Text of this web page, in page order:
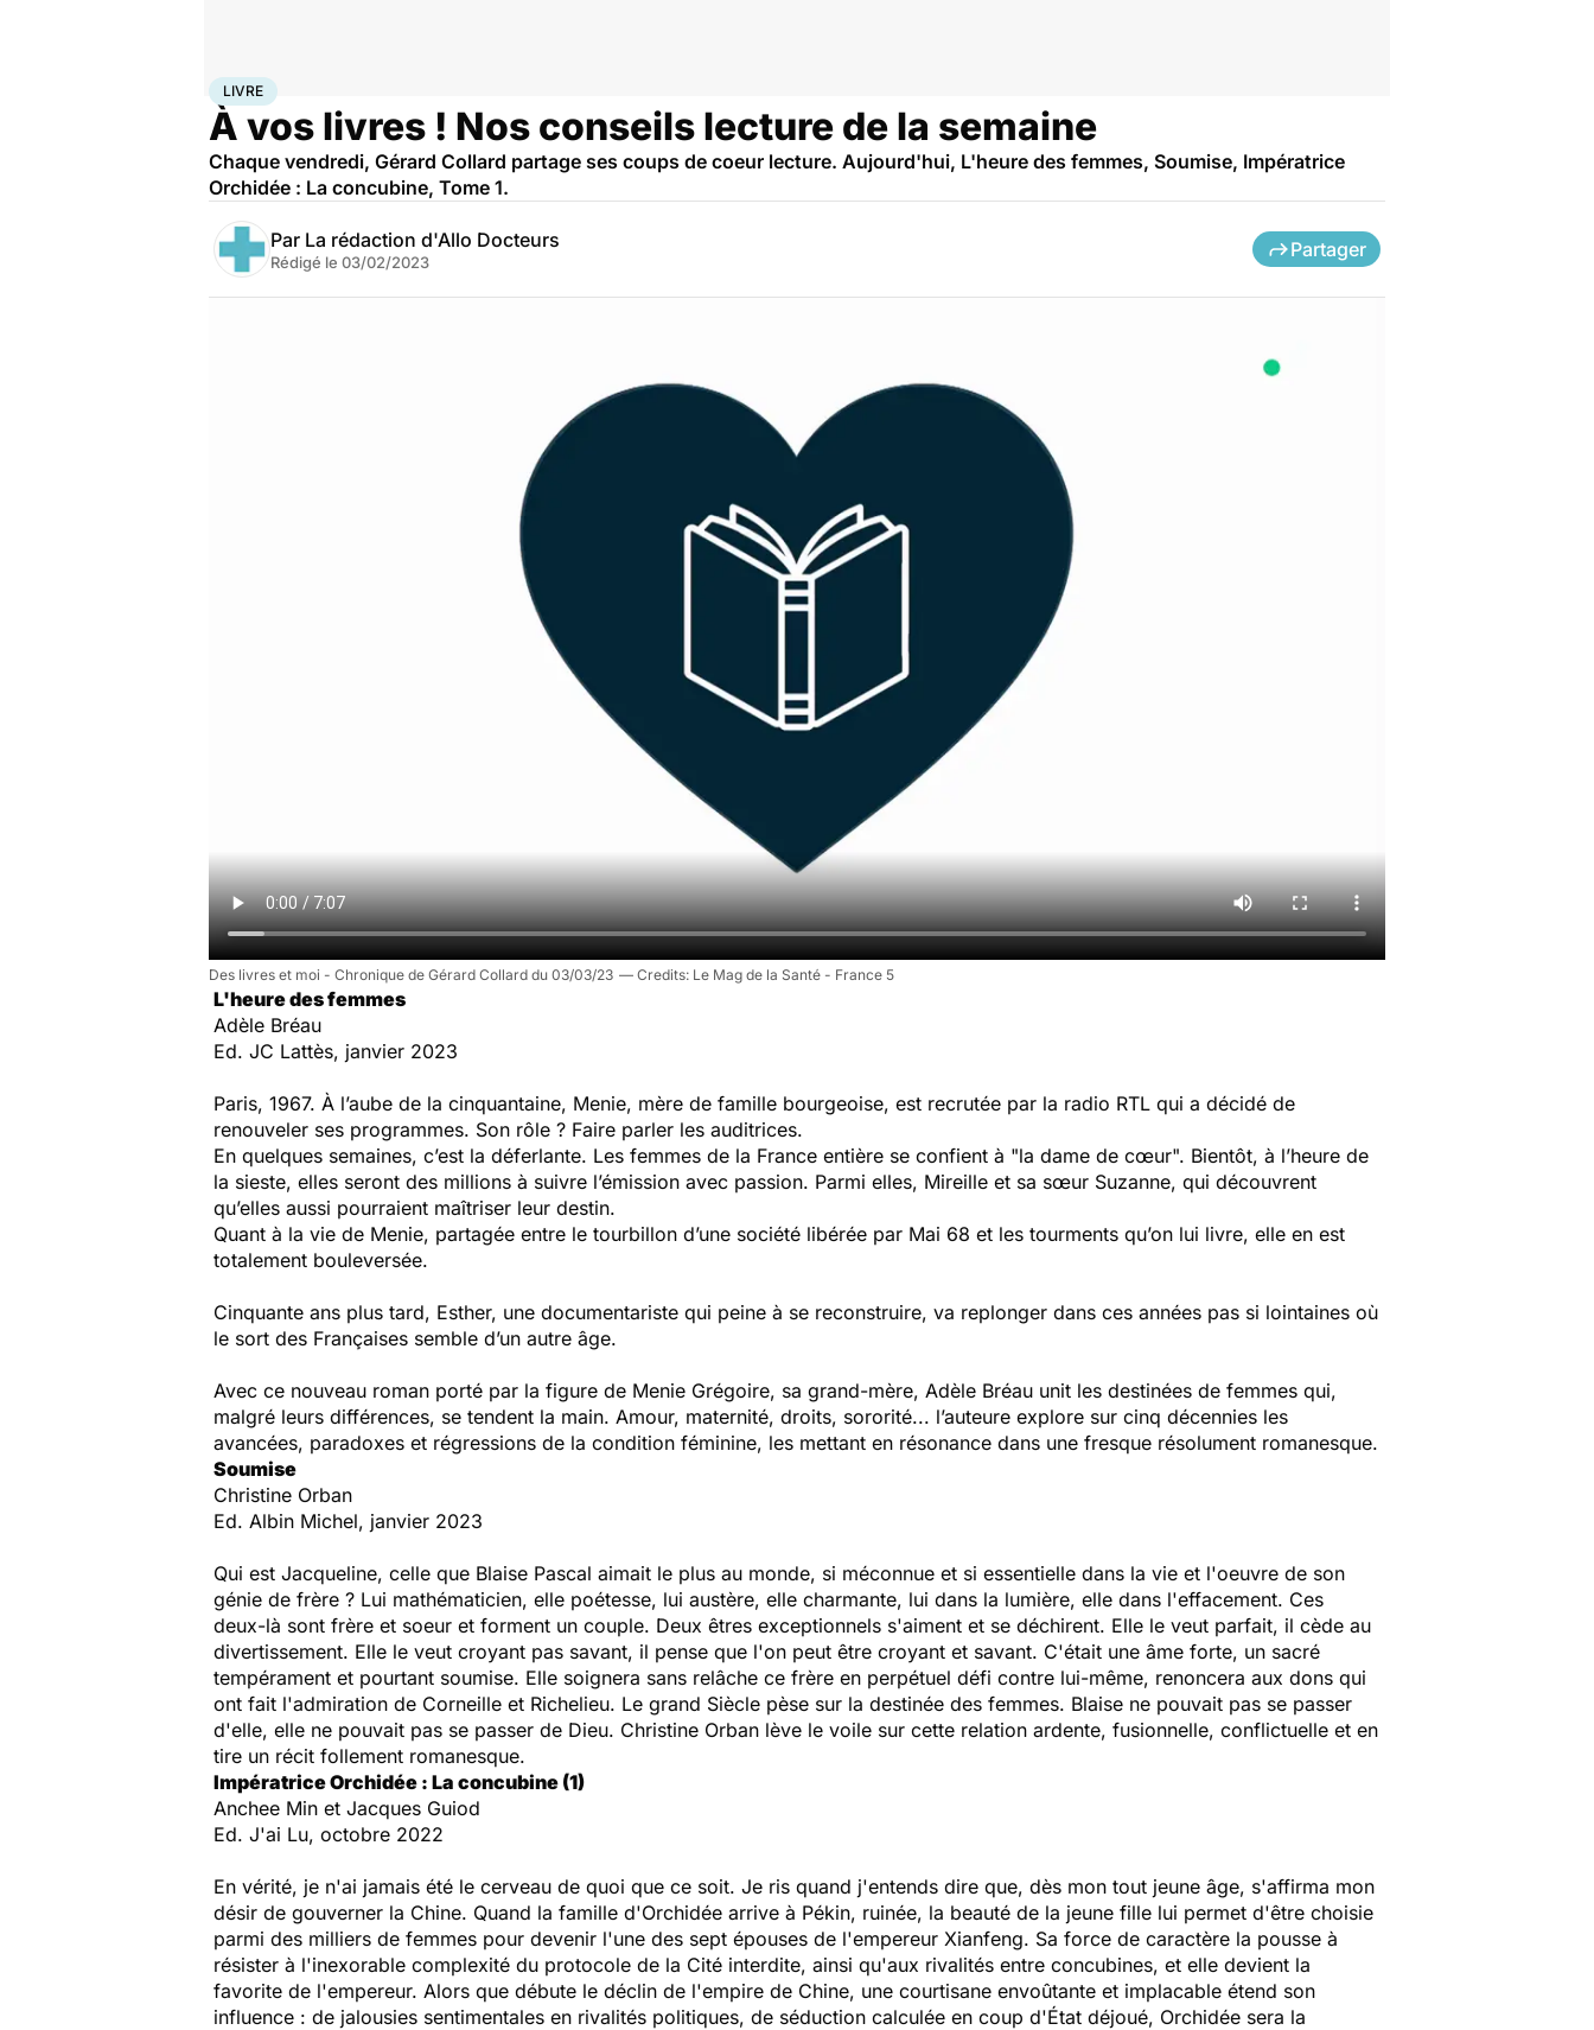
AccueilBien-être
LIVRE
À vos livres ! Nos conseils lecture de la semaine
Chaque vendredi, Gérard Collard partage ses coups de coeur lecture. Aujourd'hui, L'heure des femmes, Soumise, Impératrice
Orchidée : La concubine, Tome 1.
Par La rédaction d'Allo Docteurs
Rédigé le 03/02/2023
Partager
Des livres et moi - Chronique de Gérard Collard du 03/03/23 Le Mag de la Santé - France 5
L'heure des femmes
Adèle Bréau
Ed. JC Lattès, janvier 2023
Paris, 1967. À l’aube de la cinquantaine, Menie, mère de famille bourgeoise, est recrutée par la radio RTL qui a décidé de
renouveler ses programmes. Son rôle ? Faire parler les auditrices.
En quelques semaines, c’est la déferlante. Les femmes de la France entière se confient à "la dame de cœur". Bientôt, à l’heure de
la sieste, elles seront des millions à suivre l’émission avec passion. Parmi elles, Mireille et sa sœur Suzanne, qui découvrent
qu’elles aussi pourraient maîtriser leur destin.
Quant à la vie de Menie, partagée entre le tourbillon d’une société libérée par Mai 68 et les tourments qu’on lui livre, elle en est
totalement bouleversée.
Cinquante ans plus tard, Esther, une documentariste qui peine à se reconstruire, va replonger dans ces années pas si lointaines où
le sort des Françaises semble d’un autre âge.
Avec ce nouveau roman porté par la figure de Menie Grégoire, sa grand-mère, Adèle Bréau unit les destinées de femmes qui,
malgré leurs différences, se tendent la main. Amour, maternité, droits, sororité... l’auteure explore sur cinq décennies les
avancées, paradoxes et régressions de la condition féminine, les mettant en résonance dans une fresque résolument romanesque.
Soumise
Christine Orban
Ed. Albin Michel, janvier 2023
Qui est Jacqueline, celle que Blaise Pascal aimait le plus au monde, si méconnue et si essentielle dans la vie et l'oeuvre de son
génie de frère ? Lui mathématicien, elle poétesse, lui austère, elle charmante, lui dans la lumière, elle dans l'effacement. Ces
deux-là sont frère et soeur et forment un couple. Deux êtres exceptionnels s'aiment et se déchirent. Elle le veut parfait, il cède au
divertissement. Elle le veut croyant pas savant, il pense que l'on peut être croyant et savant. C'était une âme forte, un sacré
tempérament et pourtant soumise. Elle soignera sans relâche ce frère en perpétuel défi contre lui-même, renoncera aux dons qui
ont fait l'admiration de Corneille et Richelieu. Le grand Siècle pèse sur la destinée des femmes. Blaise ne pouvait pas se passer
d'elle, elle ne pouvait pas se passer de Dieu. Christine Orban lève le voile sur cette relation ardente, fusionnelle, conflictuelle et en
tire un récit follement romanesque.
Impératrice Orchidée : La concubine (1)
Anchee Min et Jacques Guiod
Ed. J'ai Lu, octobre 2022
En vérité, je n'ai jamais été le cerveau de quoi que ce soit. Je ris quand j'entends dire que, dès mon tout jeune âge, s'affirma mon
désir de gouverner la Chine. Quand la famille d'Orchidée arrive à Pékin, ruinée, la beauté de la jeune fille lui permet d'être choisie
parmi des milliers de femmes pour devenir l'une des sept épouses de l'empereur Xianfeng. Sa force de caractère la pousse à
résister à l'inexorable complexité du protocole de la Cité interdite, ainsi qu'aux rivalités entre concubines, et elle devient la
favorite de l'empereur. Alors que débute le déclin de l'empire de Chine, une courtisane envoûtante et implacable étend son
influence : de jalousies sentimentales en rivalités politiques, de séduction calculée en coup d'État déjoué, Orchidée sera la